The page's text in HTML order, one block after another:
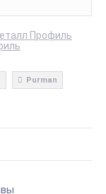
Профиль
Purman